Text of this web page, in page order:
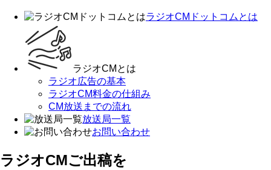
ラジオCMドットコムとは
ラジオCMとは
ラジオ広告の基本
ラジオCM料金の仕組み
CM放送までの流れ
放送局一覧
お問い合わせ
ラジオCMご出稿を